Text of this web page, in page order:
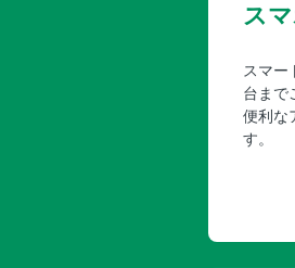
ス
スマー
台まで
便利な
す。